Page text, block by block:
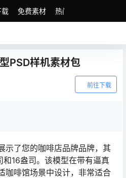
载 免费素材 热门素材分类
PSD样机素材包
前往下载
示了您的咖啡店品牌品牌，其
16盎司。该模型在带有逼真
咖啡馆场景中设计，非常适合